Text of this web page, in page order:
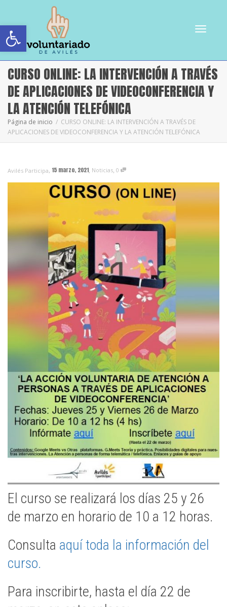
Abrir barra de herramientas
CURSO ONLINE: LA INTERVENCIÓN A TRAVÉS
DE APLICACIONES DE VIDEOCONFERENCIA Y
LA ATENCIÓN TELEFÓNICA
Página de inicio
CURSO ONLINE: LA INTERVENCIÓN A TRAVÉS DE
APLICACIONES DE VIDEOCONFERENCIA Y LA ATENCIÓN TELEFÓNICA
Avilés Participa, 15 marzo, 2021, Noticias, 0
El curso se realizará los días 25 y 26
de marzo en horario de 10 a 12 horas.
Consulta aquí toda la información del
curso.
Para inscribirte, hasta el día 22 de